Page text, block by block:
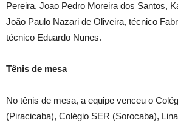
Pereira, Joao Pedro Moreira dos Santos,
João Paulo Nazari de Oliveira, técnico
técnico Eduardo Nunes.
Tênis de mesa
No tênis de mesa, a equipe venceu o
(Piracicaba), Colégio SER (Sorocaba),